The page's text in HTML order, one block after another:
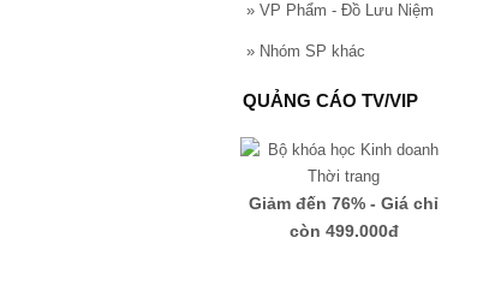
» VP Phẩm - Đồ Lưu Niệm
» Nhóm SP khác
QUẢNG CÁO TV/VIP
Giảm đến 76% - Giá chỉ
còn 499.000đ